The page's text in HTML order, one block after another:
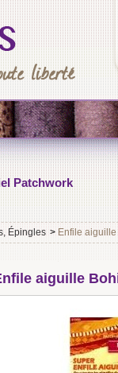
Patchwork
Épingles > Enfile
aiguille